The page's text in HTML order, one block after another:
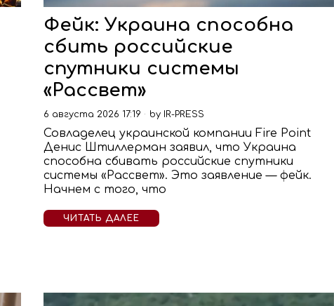
Фейк: Украина способна
сбить российские
спутники системы
«Рассвет»
6 августа 2026 17:19 by IR-PRESS
Совладелец украинской компании Fire Point
Денис Штиллерман заявил, что Украина
способна сбивать российские спутники
системы «Рассвет». Это заявление — фейк.
Начнем с того, что
ЧИТАТЬ ДАЛЕЕ